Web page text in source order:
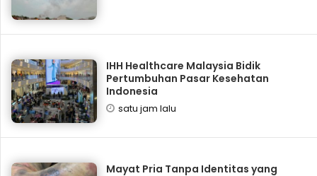
IHH Healthcare Malaysia Bidik
Pertumbuhan Pasar Kesehatan
Indonesia
satu jam lalu
Mayat Pria Tanpa Identitas yang